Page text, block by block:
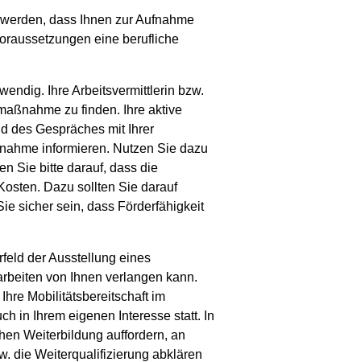
dass Ihnen zur Aufnahme
eine berufliche
Ihre Arbeitsvermittlerin bzw.
zu finden. Ihre aktive
des Gespräches mit Ihrer
informieren. Nutzen Sie dazu
Sie bitte darauf, dass die
Dazu sollten Sie darauf
sicher sein, dass Förderfähigkeit
der Ausstellung eines
von Ihnen verlangen kann.
Mobilitätsbereitschaft im
in Ihrem eigenen Interesse statt. In
Weiterbildung auffordern, an
die Weiterqualifizierung abklären